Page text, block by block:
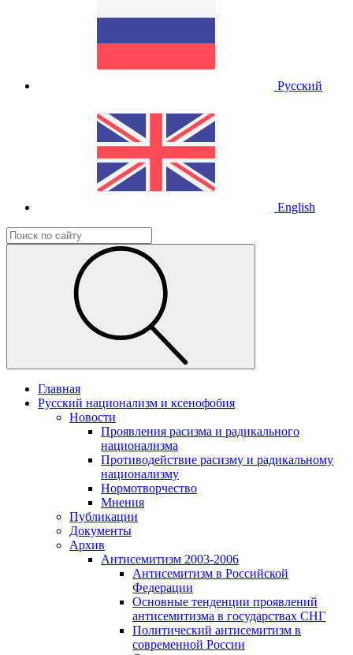
Русский
English
Главная
Русский национализм и ксенофобия
Новости
Проявления расизма и радикального
национализма
Противодействие расизму и радикальному
национализму
Нормотворчество
Мнения
Публикации
Документы
Архив
Антисемитизм 2003-2006
Антисемитизм в Российской
Федерации
Основные тенденции проявлений
антисемитизма в государствах СНГ
Политический антисемитизм в
современной России